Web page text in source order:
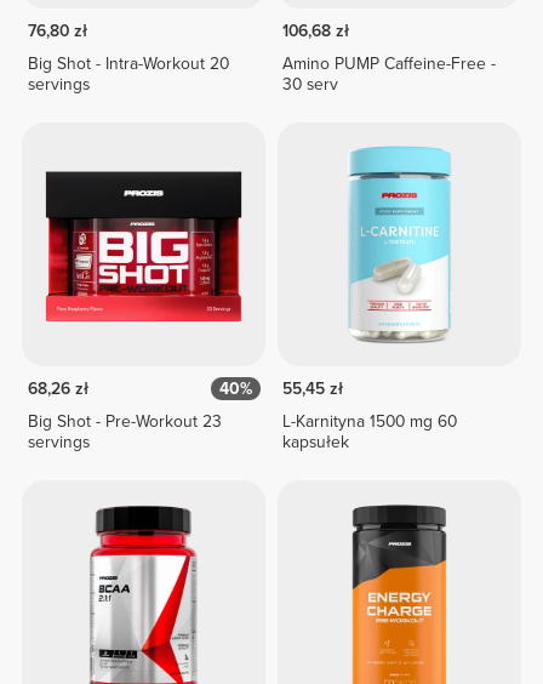
76,80 zł
Big Shot - Intra-Workout 20
servings
106,68 zł
Amino PUMP Caffeine-Free -
30 serv
68,26 zł
40%
Big Shot - Pre-Workout 23
servings
55,45 zł
L-Karnityna 1500 mg 60
kapsułek